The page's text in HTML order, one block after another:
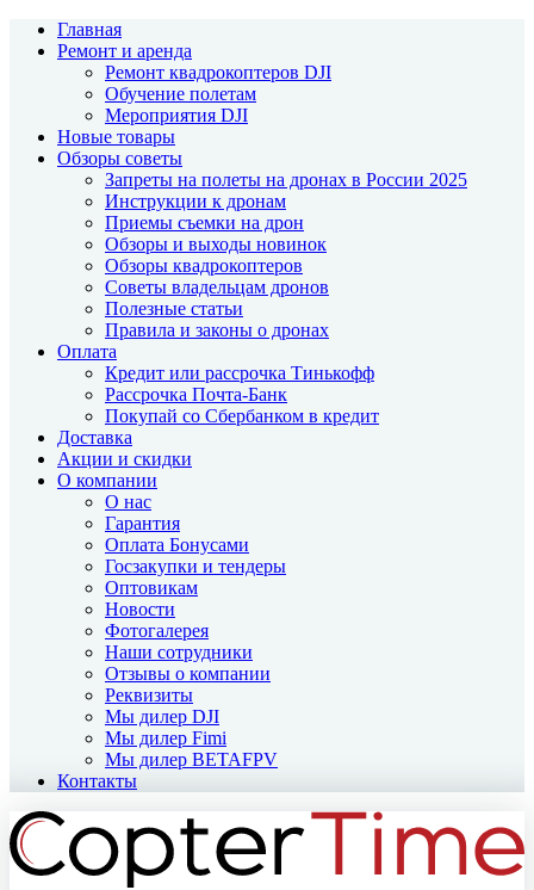
Главная
Ремонт и аренда
Ремонт квадрокоптеров DJI
Обучение полетам
Мероприятия DJI
Новые товары
Обзоры советы
Запреты на полеты на дронах в России 2025
Инструкции к дронам
Приемы съемки на дрон
Обзоры и выходы новинок
Обзоры квадрокоптеров
Советы владельцам дронов
Полезные статьи
Правила и законы о дронах
Оплата
Кредит или рассрочка Тинькофф
Рассрочка Почта-Банк
Покупай со Сбербанком в кредит
Доставка
Акции и скидки
О компании
О нас
Гарантия
Оплата Бонусами
Госзакупки и тендеры
Оптовикам
Новости
Фотогалерея
Наши сотрудники
Отзывы о компании
Реквизиты
Мы дилер DJI
Мы дилер Fimi
Мы дилер BETAFPV
Контакты